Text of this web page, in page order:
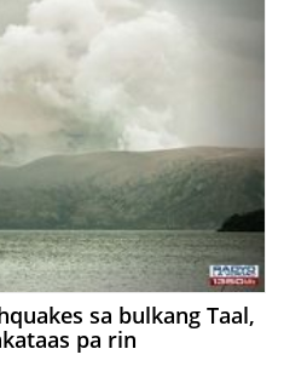
sa bulkang Taal,
pa rin